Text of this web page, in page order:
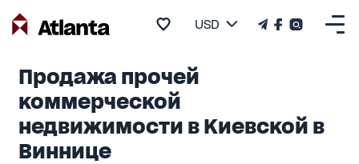
USD
Продажа прочей
коммерческой
недвижимости в Киевской в
Виннице